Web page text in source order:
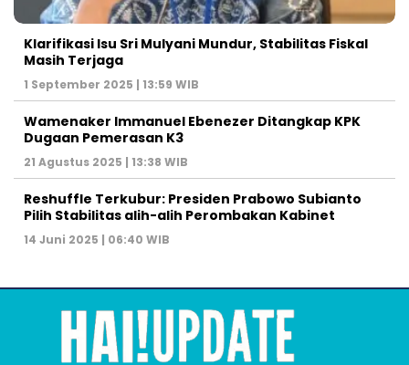
Klarifikasi Isu Sri Mulyani Mundur, Stabilitas Fiskal
Masih Terjaga
1 September 2025 | 13:59 WIB
Wamenaker Immanuel Ebenezer Ditangkap KPK
Dugaan Pemerasan K3
21 Agustus 2025 | 13:38 WIB
Reshuffle Terkubur: Presiden Prabowo Subianto
Pilih Stabilitas alih-alih Perombakan Kabinet
14 Juni 2025 | 06:40 WIB